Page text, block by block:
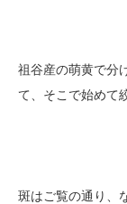
祖谷産の萌黄で分
て、そこで始めて
斑はご覧の通り、